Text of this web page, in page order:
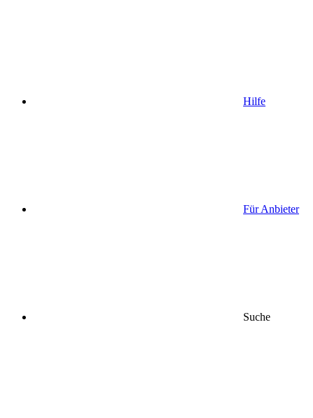
Hilfe
Für Anbieter
Suche